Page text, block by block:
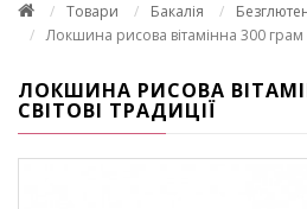
Товари Бакалія
Локшина рисова вітамінна 300 грам -
ЛОКШИНА РИСОВА
СВІТОВІ ТРАДИЦІЇ